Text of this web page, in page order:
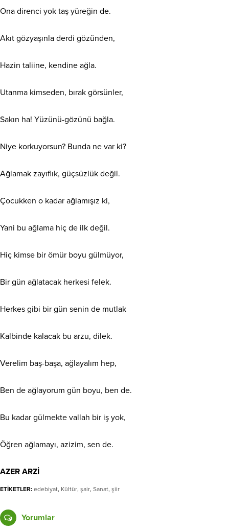
Ona direnci yok taş yüreğin de.
Akıt gözyaşınla derdi gözünden,
Hazin taliine, kendine ağla.
Utanma kimseden, bırak görsünler,
Sakın ha! Yüzünü-gözünü bağla.
Niye korkuyorsun? Bunda ne var ki?
Ağlamak zayıflık, güçsüzlük değil.
Çocukken o kadar ağlamışız ki,
Yani bu ağlama hiç de ilk değil.
Hiç kimse bir ömür boyu gülmüyor,
Bir gün ağlatacak herkesi felek.
Herkes gibi bir gün senin de mutlak
Kalbinde kalacak bu arzu, dilek.
Verelim baş-başa, ağlayalım hep,
Ben de ağlayorum gün boyu, ben de.
Bu kadar gülmekte vallah bir iş yok,
Öğren ağlamayı, azizim, sen de.
AZER ARZİ
ETİKETLER: edebiyat, Kültür, şair, Sanat, şiir
Yorumlar